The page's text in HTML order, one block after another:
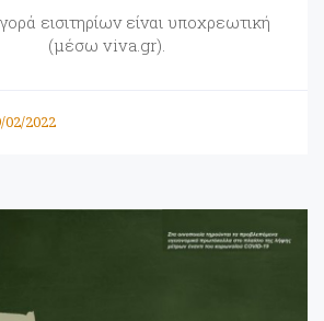
εισιτηρίων είναι υποχρεωτική
(μέσω viva.gr).
02/2022